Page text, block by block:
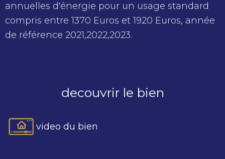
annuelles d'énergie pour un usage standard
compris entre 1370 Euros et 1920 Euros, année
de référence 2021,2022,2023.
decouvrir le bien
video du bien